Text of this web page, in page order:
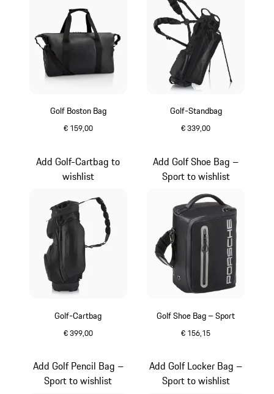
Golf Boston Bag
€ 159,00
Golf-Standbag
€ 339,00
Golf-Cartbag
€ 399,00
Add Golf-Cartbag to
wishlist
Golf Shoe Bag – Sport
€ 156,15
Add Golf Shoe Bag –
Sport to wishlist
Add Golf Pencil Bag –
Sport to wishlist
Add Golf Locker Bag –
Sport to wishlist